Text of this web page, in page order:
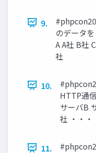
9.
のデータ
A A社 B社
社
10.
HTTP通
サーバB
社 ・・・
11.